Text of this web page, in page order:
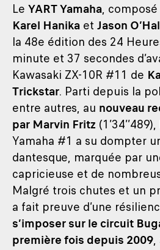
Le YART Yamaha,
Karel Hanika et Jason
la 48e édition des 24
minute et 37 secondes
Kawasaki ZX-10R #11 de
Trickstar. Parti depuis la
entre autres, au nouveau
par Marvin Fritz
Yamaha #1 a su dompter
dantesque, marquée par
capricieuse et de
Malgré trois chutes et un
a fait preuve d’une
s’imposer sur le circuit
première fois depuis 2009,